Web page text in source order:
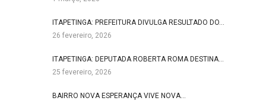
ITAPETINGA: PREFEITURA DIVULGA RESULTADO DO…
26 fevereiro, 2026
ITAPETINGA: DEPUTADA ROBERTA ROMA DESTINA…
25 fevereiro, 2026
BAIRRO NOVA ESPERANÇA VIVE NOVA…